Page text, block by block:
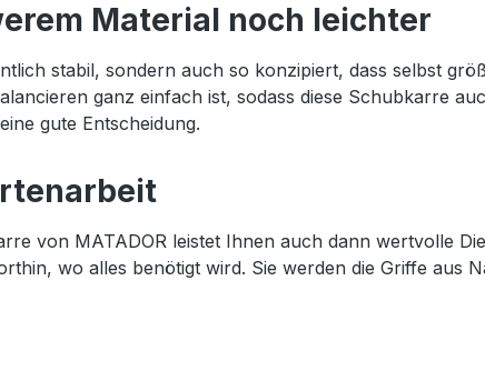
Material noch leichter
stabil, sondern auch so konzipiert, dass selbst
ganz einfach ist, sodass diese Schubkarre
gute Entscheidung.
von MATADOR leistet Ihnen auch dann wertvolle
wo alles benötigt wird. Sie werden die Griffe aus